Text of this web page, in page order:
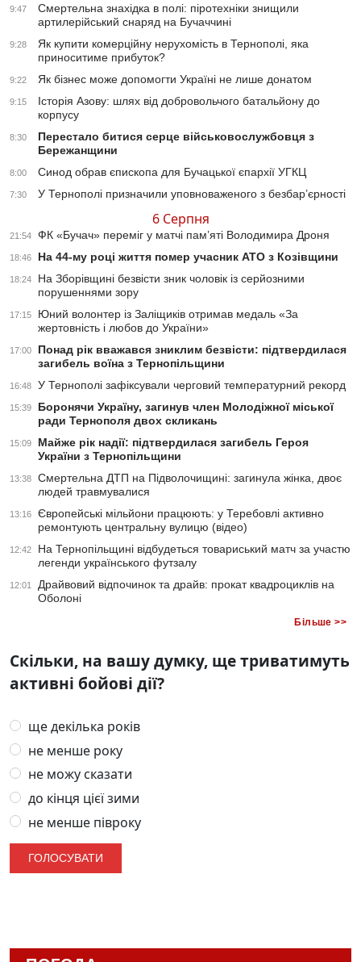
9:47
Смертельна знахідка в полі: піротехніки знищили
артилерійський снаряд на Бучаччині
9:28
Як купити комерційну нерухомість в Тернополі, яка
приноситиме прибуток?
9:22 Як бізнес може допомогти Україні не лише донатом
9:15
Історія Азову: шлях від добровольчого батальйону до
корпусу
8:30
Перестало битися серце військовослужбовця з
Бережанщини
8:00 Синод обрав єпископа для Бучацької єпархії УГКЦ
7:30 У Тернополі призначили уповноваженого з безбар’єрності
6 Серпня
21:54 ФК «Бучач» переміг у матчі пам’яті Володимира Дроня
18:46 На 44-му році життя помер учасник АТО з Козівщини
18:24
На Зборівщині безвісти зник чоловік із серйозними
порушеннями зору
17:15
Юний волонтер із Заліщиків отримав медаль «За
жертовність і любов до України»
17:00
Понад рік вважався зниклим безвісти: підтвердилася
загибель воїна з Тернопільщини
16:48 У Тернополі зафіксували черговий температурний рекорд
15:39
Боронячи Україну, загинув член Молодіжної міської
ради Тернополя двох скликань
15:09
Майже рік надії: підтвердилася загибель Героя
України з Тернопільщини
13:38
Смертельна ДТП на Підволочищині: загинула жінка, двоє
людей травмувалися
13:16
Європейські мільйони працюють: у Теребовлі активно
ремонтують центральну вулицю (відео)
12:42
На Тернопільщині відбудеться товариський матч за участю
легенди українського футзалу
12:01
Драйвовий відпочинок та драйв: прокат квадроциклів на
Оболоні
Більше >>
Скільки, на вашу думку, ще триватимуть
активні бойові дії?
ще декілька років
не менше року
не можу сказати
до кінця цієї зими
не менше півроку